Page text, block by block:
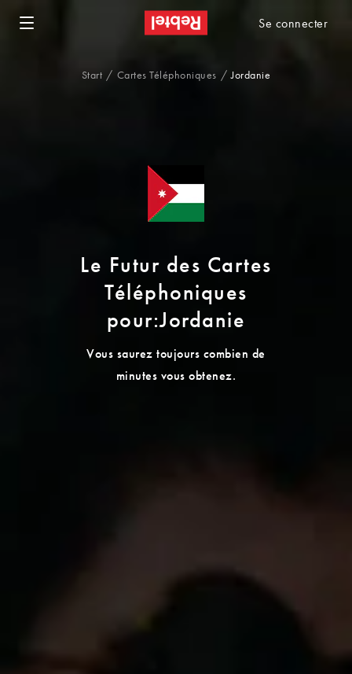
Start Cartes Téléphoniques Jordanie
Se connecter
Le Futur des Cartes
Téléphoniques
pour:Jordanie
Vous saurez toujours combien de
minutes vous obtenez.